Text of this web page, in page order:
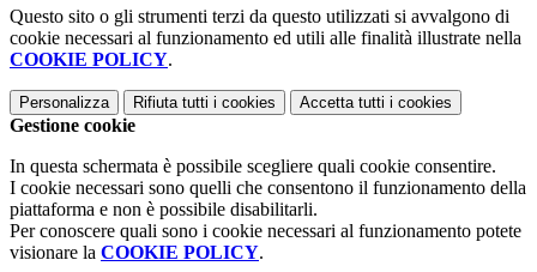
Questo sito o gli strumenti terzi da questo utilizzati si avvalgono di
cookie necessari al funzionamento ed utili alle finalità illustrate nella
COOKIE POLICY.
Personalizza Rifiuta tutti i cookies Accetta tutti i cookies
Gestione cookie
In questa schermata è possibile scegliere quali cookie consentire.
I cookie necessari sono quelli che consentono il funzionamento della
piattaforma e non è possibile disabilitarli.
Per conoscere quali sono i cookie necessari al funzionamento potete
visionare la COOKIE POLICY.